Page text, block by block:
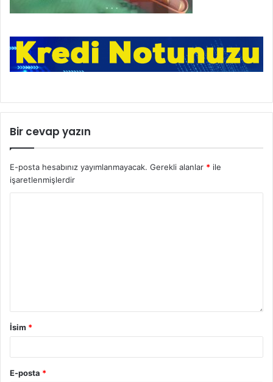
Bir cevap yazın
E-posta hesabınız yayımlanmayacak. Gerekli alanlar * ile
işaretlenmişlerdir
İsim *
E-posta *